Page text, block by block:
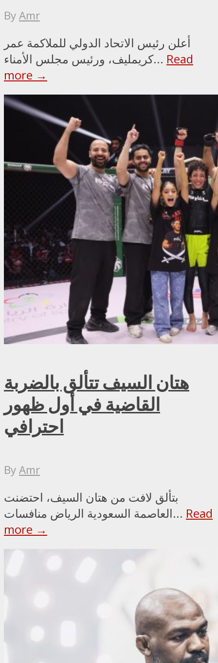
ByAmr
أعلن رئيس الاتحاد الدولي للملاكمة عمر
كريمليف، ورئيس مجلس الأمناء... Read
more →
هتان السيف تتألق بالضربة
القاضية في أول ظهور
احترافي
ByAmr
بتألق لافت من هتان السيف، احتضنت
العاصمة السعودية الرياض منافسات... Read
more →